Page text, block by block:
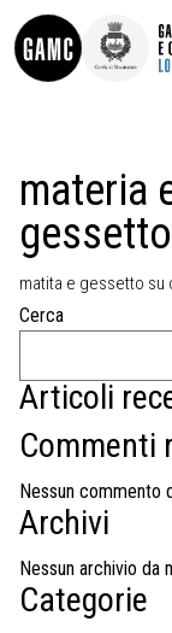
CONTATTI
DIDATTICA
SHOP
LE COLLEZIONI
GLI AUTORI
MOSTRE
EVENTI
PALAZZO DELLE
materia
matita e gessetto su
Cerca
Articoli
Commenti
Nessun commento
Archivi
Nessun archivio da
Categorie